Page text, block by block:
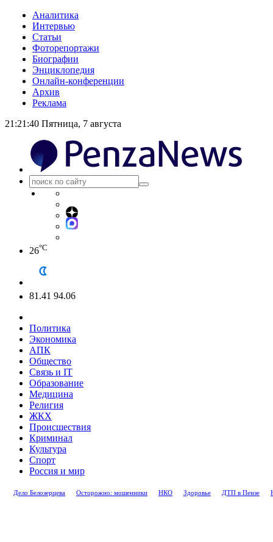
Аналитика
Интервью
Статьи
Фоторепортажи
Биографии
Энциклопедия
Онлайн-конференции
Архив
Реклама
21:21:40 Пятница, 7 августа
26°C
81.41 94.06
Политика
Экономика
АПК
Общество
Связь и IT
Образование
Медицина
Религия
ЖКХ
Происшествия
Криминал
Культура
Спорт
Россия и мир
Дело Белозерцева Осторожно: мошенники НКО Здоровье ДТП в Пензе